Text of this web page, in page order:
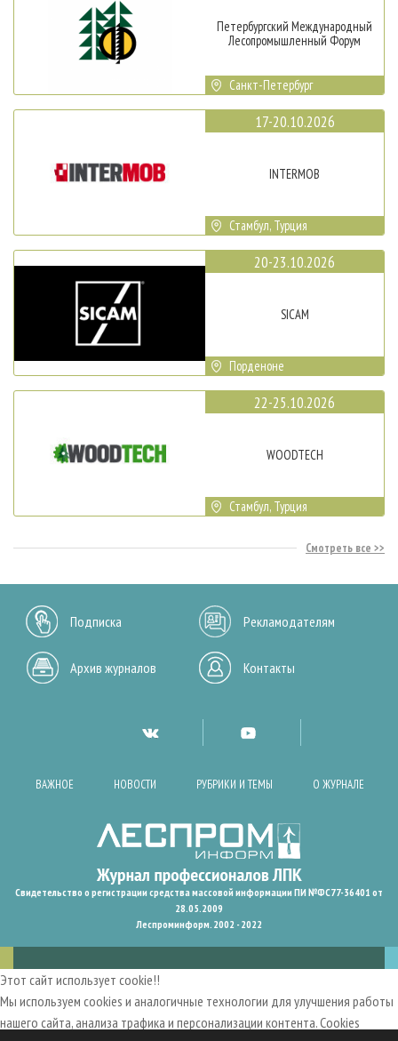
Петербургский Международный
Лесопромышленный Форум
Санкт-Петербург
17-20.10.2026
INTERMOB
Стамбул, Турция
20-23.10.2026
SICAM
Порденоне
22-25.10.2026
WOODTECH
Стамбул, Турция
Смотреть все
Подписка Рекламодателям
Архив журналов Контакты
ВАЖНОЕ НОВОСТИ РУБРИКИ И ТЕМЫ О ЖУРНАЛЕ
Свидетельство о регистрации средства массовой информации ПИ №ФС77-36401 от
28.05.2009
Леспроминформ. 2002 - 2022
Этот сайт использует cookie!!
Мы используем cookies и аналогичные технологии для улучшения работы
нашего сайта, анализа трафика и персонализации контента. Cookies